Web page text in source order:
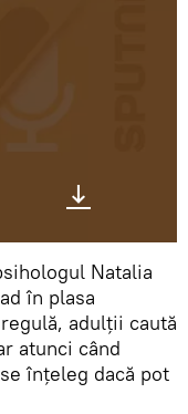
Natalia
în plasa
adulții caută
atunci când
înțeleg dacă pot